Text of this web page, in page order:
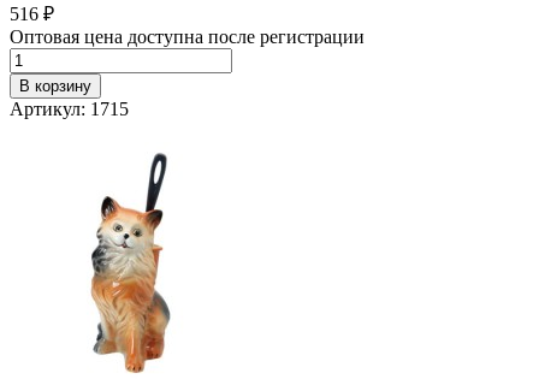
516 ₽
Оптовая цена доступна после регистрации
В корзину
Артикул: 1715